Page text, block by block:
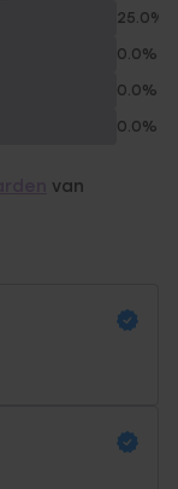
25.0%
0.0%
0.0%
0.0%
van